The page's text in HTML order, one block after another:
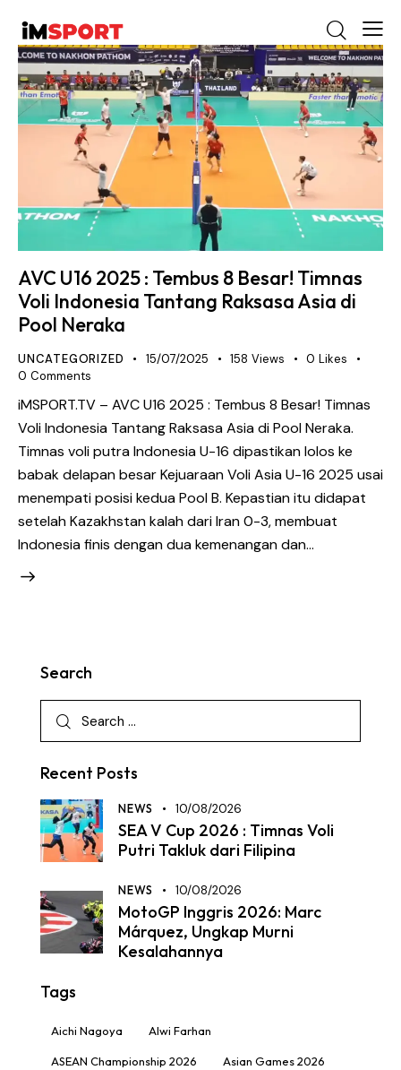
AVC U16 2025 : Tembus 8 Besar! Timnas
Voli Indonesia Tantang Raksasa Asia di
Pool Neraka
UNCATEGORIZED 15/07/2025 158 Views 0 Likes
0 Comments
iMSPORT.TV – AVC U16 2025 : Tembus 8 Besar! Timnas
Voli Indonesia Tantang Raksasa Asia di Pool Neraka.
Timnas voli putra Indonesia U-16 dipastikan lolos ke
babak delapan besar Kejuaraan Voli Asia U-16 2025 usai
menempati posisi kedua Pool B. Kepastian itu didapat
setelah Kazakhstan kalah dari Iran 0-3, membuat
Indonesia finis dengan dua kemenangan dan…
Search
Recent Posts
NEWS 10/08/2026
SEA V Cup 2026 : Timnas Voli
Putri Takluk dari Filipina
NEWS 10/08/2026
MotoGP Inggris 2026: Marc
Márquez, Ungkap Murni
Kesalahannya
Tags
Aichi Nagoya Alwi Farhan
ASEAN Championship 2026 Asian Games 2026